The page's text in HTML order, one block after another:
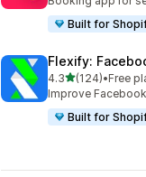
Built for
Flexify:
4.3별 5개 중
(124)
총 리뷰 124개
•Free
Improve
Built for